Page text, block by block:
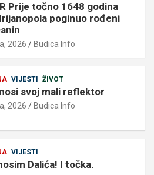
Prije točno 1648 godina
poginuo rođeni
2026 Budica Info
VIJESTI ŽIVOT
svoj mali reflektor
2026 Budica Info
VIJESTI
Dalića! I točka.